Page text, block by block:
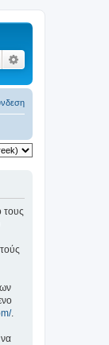
Αναζήτηση
τους
.